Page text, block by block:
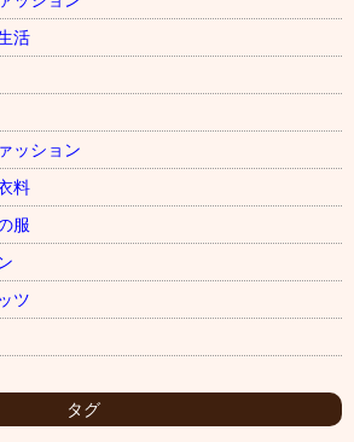
活
ッション
料
服
ツ
タグ